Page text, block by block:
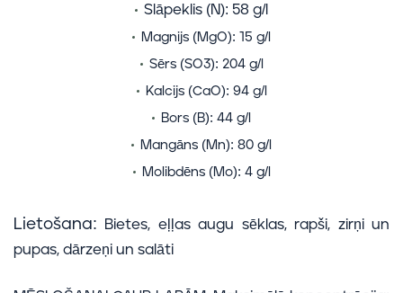
Slāpeklis (N): 58 g/l
Magnijs (MgO): 15 g/l
Sērs (SO3): 204 g/l
Kalcijs (CaO): 94 g/l
Bors (B): 44 g/l
Mangāns (Mn): 80 g/l
Molibdēns (Mo): 4 g/l
Lietošana: Bietes, eļļas augu sēklas, rapši, zirņi un
pupas, dārzeņi un salāti